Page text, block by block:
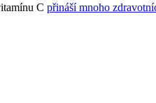
C přináší mnoho